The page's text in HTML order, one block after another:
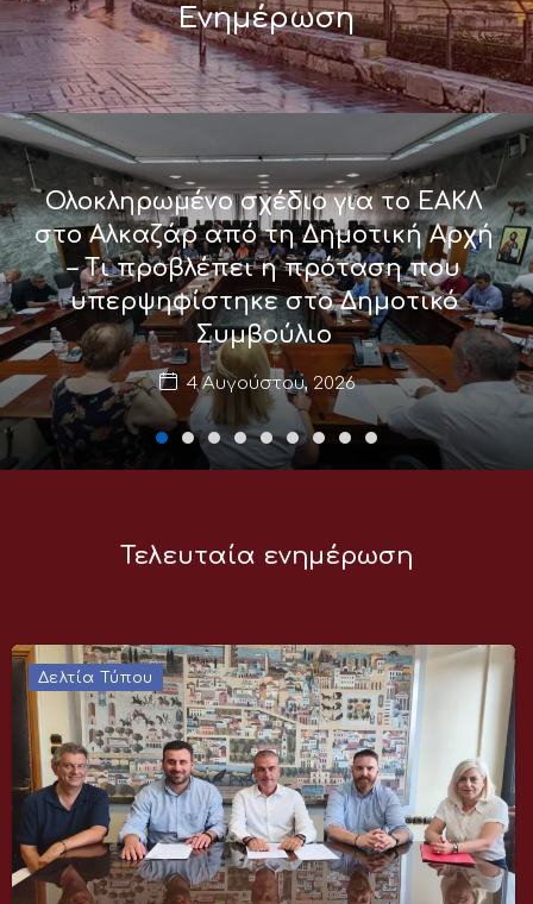
Ολοκληρωμένο σχέδιο για το ΕΑΚΛ
στο Αλκαζάρ από τη Δημοτική Αρχή
– Τι προβλέπει η πρόταση που
υπερψηφίστηκε στο Δημοτικό
Συμβούλιο
4 Αυγούστου, 2026
Ενημέρωση
Τελευταία ενημέρωση
Δελτία Τύπου